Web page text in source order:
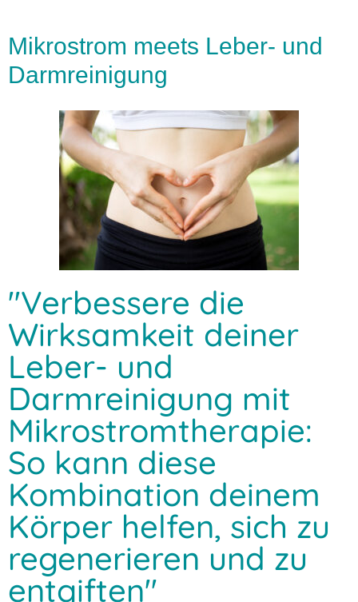
Mikrostrom meets Leber- und
Darmreinigung
"Verbessere die
Wirksamkeit deiner
Leber- und
Darmreinigung mit
Mikrostromtherapie:
So kann diese
Kombination deinem
Körper helfen, sich zu
regenerieren und zu
entgiften"